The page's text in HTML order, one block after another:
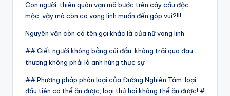
Con người: thiên quân vạn mã bước trên cây cầu độc
mộc, vậy mà còn có vong linh muốn đến góp vui?!!!
Nguyên văn còn có tên gọi khác là của nữ vong linh
## Giết người không bằng cúi đầu, không trải qua đau
thương không phải là anh hùng thực sự
## Phương pháp phân loại của Đường Nghiên Tâm: loại
đầu tiên có thể ăn được, loại thứ hai không thể ăn được! #